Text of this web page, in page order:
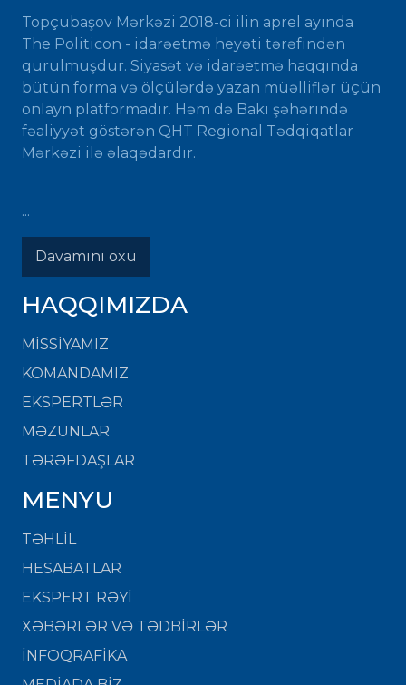
Topçubaşov Mərkəzi 2018-ci ilin aprel ayında
The Politicon - idarəetmə heyəti tərəfindən
qurulmuşdur. Siyasət və idarəetmə haqqında
bütün forma və ölçülərdə yazan müəlliflər üçün
onlayn platformadır. Həm də Bakı şəhərində
fəaliyyət göstərən QHT Regional Tədqiqatlar
Mərkəzi ilə əlaqədardır.
...
Davamını oxu
HAQQIMIZDA
MISSIYAMIZ
KOMANDAMIZ
EKSPERTLƏR
MƏZUNLAR
TƏRƏFDAŞLAR
MENYU
TƏHLİL
HESABATLAR
EKSPERT RƏYİ
XƏBƏRLƏR VƏ TƏDBİRLƏR
İNFOQRAFİKA